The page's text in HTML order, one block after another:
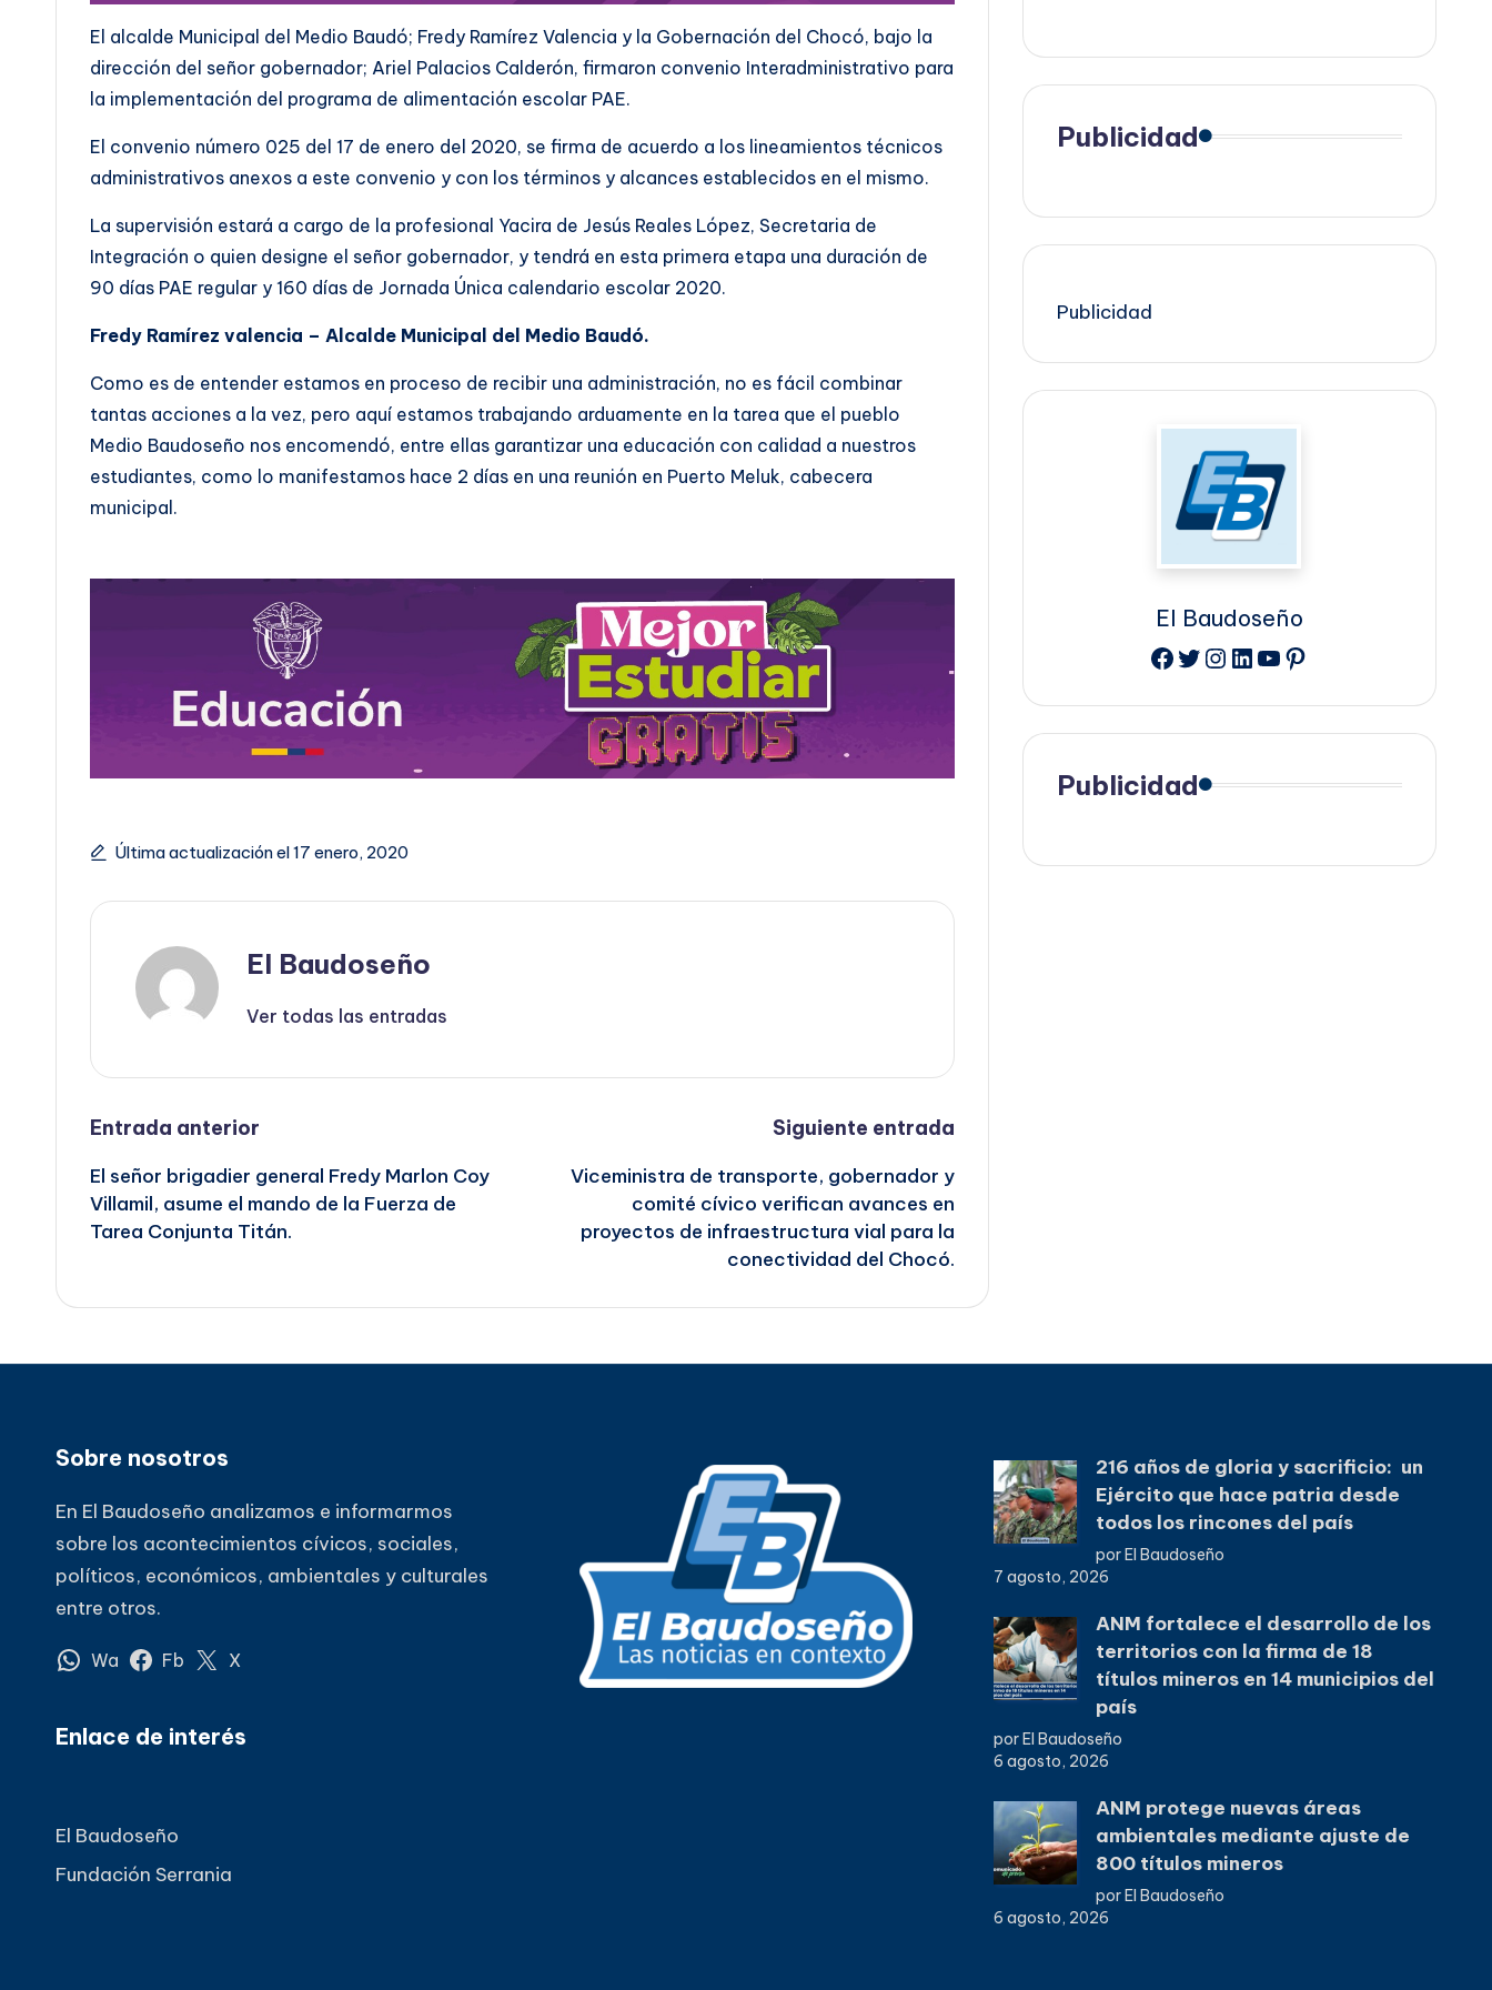
El alcalde Municipal del Medio Baudó; Fredy Ramírez Valencia y la Gobernación del Chocó, bajo la
dirección del señor gobernador; Ariel Palacios Calderón, firmaron convenio Interadministrativo para
la implementación del programa de alimentación escolar PAE.
El convenio número 025 del 17 de enero del 2020, se firma de acuerdo a los lineamientos técnicos
administrativos anexos a este convenio y con los términos y alcances establecidos en el mismo.
La supervisión estará a cargo de la profesional Yacira de Jesús Reales López, Secretaria de
Integración o quien designe el señor gobernador, y tendrá en esta primera etapa una duración de
90 días PAE regular y 160 días de Jornada Única calendario escolar 2020.
Fredy Ramírez valencia – Alcalde Municipal del Medio Baudó.
Como es de entender estamos en proceso de recibir una administración, no es fácil combinar
tantas acciones a la vez, pero aquí estamos trabajando arduamente en la tarea que el pueblo
Medio Baudoseño nos encomendó, entre ellas garantizar una educación con calidad a nuestros
estudiantes, como lo manifestamos hace 2 días en una reunión en Puerto Meluk, cabecera
municipal.
Última actualización el 17 enero, 2020
El Baudoseño
Ver todas las entradas
Navegación
de
entradas
Entrada anterior
El señor brigadier general Fredy Marlon Coy
Villamil, asume el mando de la Fuerza de
Tarea Conjunta Titán.
Siguiente entrada
Viceministra de transporte, gobernador y
comité cívico verifican avances en
proyectos de infraestructura vial para la
conectividad del Chocó.
Publicidad
Publicidad
El Baudoseño
Facebook
Twitter
Instagram
LinkedIn
YouTube
Pinterest
Publicidad
Sobre nosotros
En El Baudoseño analizamos e informarmos
sobre los acontecimientos cívicos, sociales,
políticos, económicos, ambientales y culturales
entre otros.
Wa Fb X
Enlace de interés
El Baudoseño
Fundación Serrania
216 años de gloria y sacrificio: un
Ejército que hace patria desde
todos los rincones del país
por El Baudoseño
7 agosto, 2026
ANM fortalece el desarrollo de los
territorios con la firma de 18
títulos mineros en 14 municipios del
país
por El Baudoseño
6 agosto, 2026
ANM protege nuevas áreas
ambientales mediante ajuste de
800 títulos mineros
por El Baudoseño
6 agosto, 2026